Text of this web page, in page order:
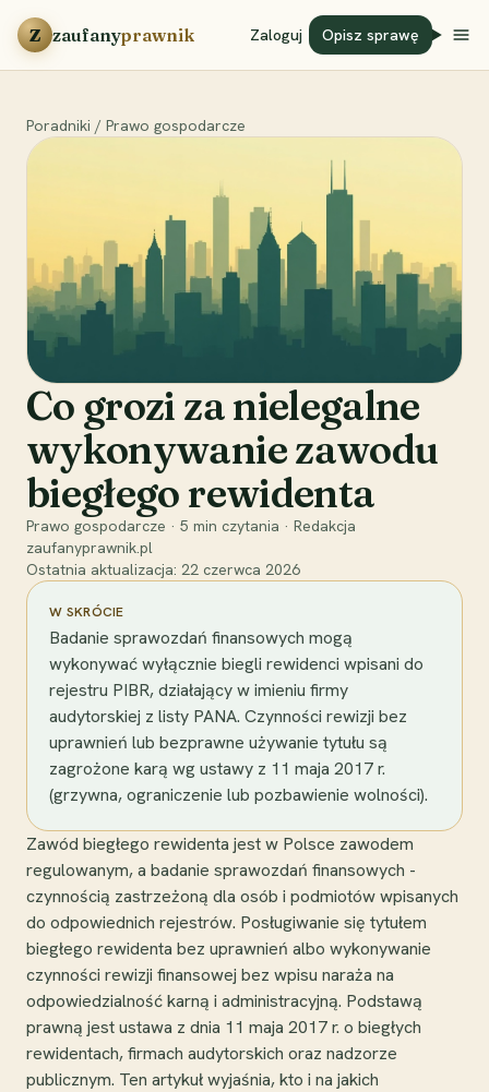
Przejdź do treści
Z zaufanyprawnik Zaloguj Opisz sprawę
Poradniki / Prawo gospodarcze
Co grozi za nielegalne
wykonywanie zawodu
biegłego rewidenta
Prawo gospodarcze · 5 min czytania · Redakcja
zaufanyprawnik.pl
Ostatnia aktualizacja: 22 czerwca 2026
W SKRÓCIE
Badanie sprawozdań finansowych mogą
wykonywać wyłącznie biegli rewidenci wpisani do
rejestru PIBR, działający w imieniu firmy
audytorskiej z listy PANA. Czynności rewizji bez
uprawnień lub bezprawne używanie tytułu są
zagrożone karą wg ustawy z 11 maja 2017 r.
(grzywna, ograniczenie lub pozbawienie wolności).
Zawód biegłego rewidenta jest w Polsce zawodem
regulowanym, a badanie sprawozdań finansowych -
czynnością zastrzeżoną dla osób i podmiotów wpisanych
do odpowiednich rejestrów. Posługiwanie się tytułem
biegłego rewidenta bez uprawnień albo wykonywanie
czynności rewizji finansowej bez wpisu naraża na
odpowiedzialność karną i administracyjną. Podstawą
prawną jest ustawa z dnia 11 maja 2017 r. o biegłych
rewidentach, firmach audytorskich oraz nadzorze
publicznym. Ten artykuł wyjaśnia, kto i na jakich